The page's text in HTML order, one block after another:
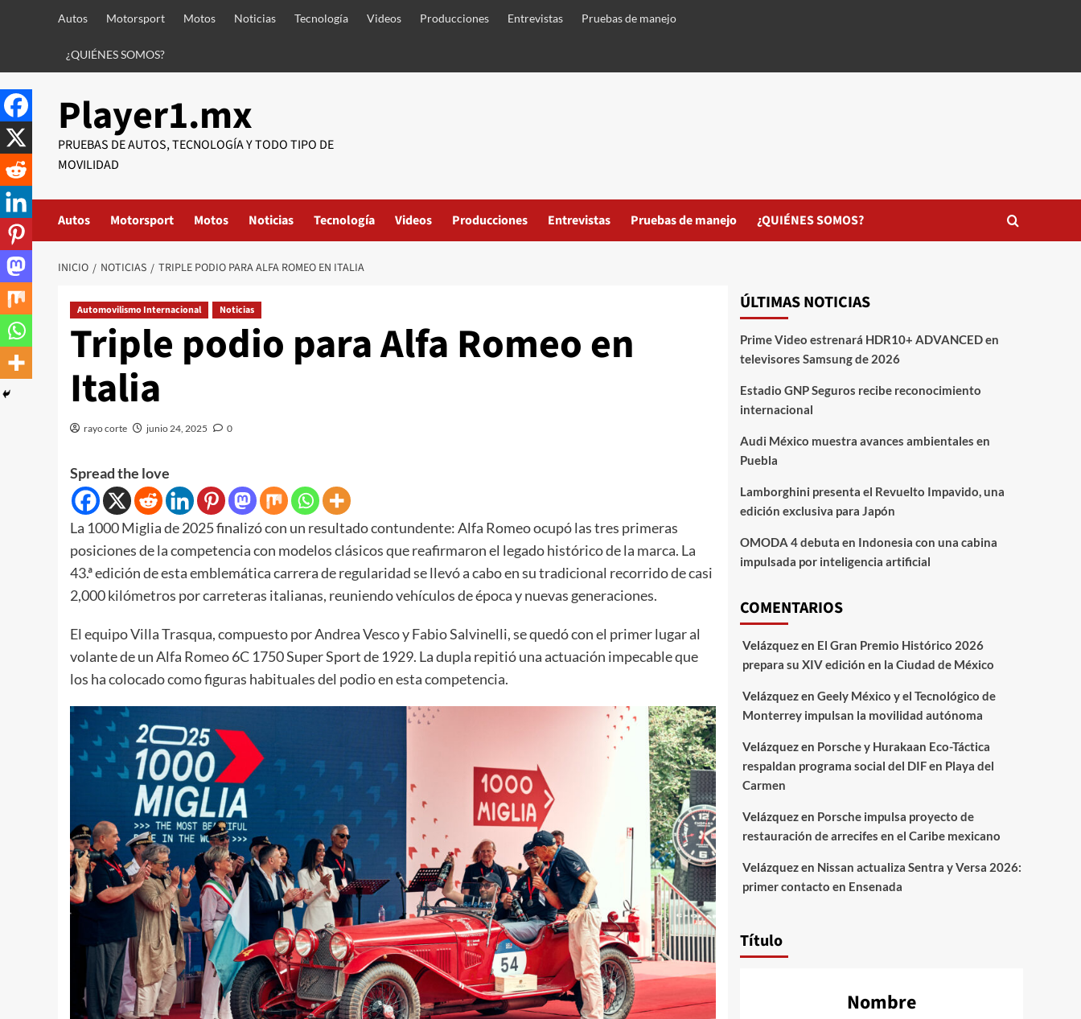
Autos Motorsport Motos Noticias Tecnología Videos Producciones Entrevistas Pruebas de manejo
¿QUIÉNES SOMOS?
Player1.mx
PRUEBAS DE AUTOS, TECNOLOGÍA Y TODO TIPO DE
MOVILIDAD
Autos Motorsport Motos Noticias Tecnología Videos Producciones Entrevistas Pruebas de manejo ¿QUIÉNES SOMOS?
INICIO NOTICIAS TRIPLE PODIO PARA ALFA ROMEO EN ITALIA
Automovilismo Internacional Noticias
Triple podio para Alfa Romeo en
Italia
rayo corte junio 24, 2025 0
Spread the love
La 1000 Miglia de 2025 finalizó con un resultado contundente: Alfa Romeo ocupó las tres primeras
posiciones de la competencia con modelos clásicos que reafirmaron el legado histórico de la marca. La
43.ª edición de esta emblemática carrera de regularidad se llevó a cabo en su tradicional recorrido de casi
2,000 kilómetros por carreteras italianas, reuniendo vehículos de época y nuevas generaciones.
El equipo Villa Trasqua, compuesto por Andrea Vesco y Fabio Salvinelli, se quedó con el primer lugar al
volante de un Alfa Romeo 6C 1750 Super Sport de 1929. La dupla repitió una actuación impecable que
los ha colocado como figuras habituales del podio en esta competencia.
ÚLTIMAS NOTICIAS
Prime Video estrenará HDR10+ ADVANCED en
televisores Samsung de 2026
Estadio GNP Seguros recibe reconocimiento
internacional
Audi México muestra avances ambientales en
Puebla
Lamborghini presenta el Revuelto Impavido, una
edición exclusiva para Japón
OMODA 4 debuta en Indonesia con una cabina
impulsada por inteligencia artificial
COMENTARIOS
Velázquezen El Gran Premio Histórico 2026
prepara su XIV edición en la Ciudad de México
Velázquezen Geely México y el Tecnológico de
Monterrey impulsan la movilidad autónoma
Velázquezen Porsche y Hurakaan Eco-Táctica
respaldan programa social del DIF en Playa del
Carmen
Velázquezen Porsche impulsa proyecto de
restauración de arrecifes en el Caribe mexicano
Velázquezen Nissan actualiza Sentra y Versa 2026:
primer contacto en Ensenada
Título
Nombre